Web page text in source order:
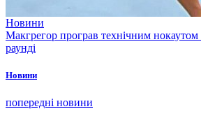
Новини
Макгрегор програв технічним
раунді
Новини
попередні новини